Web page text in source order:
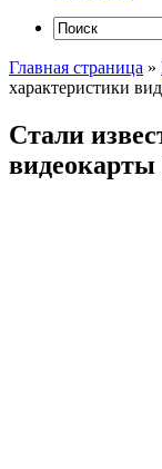
Главная страница »
характеристики
Стали
видеокарты